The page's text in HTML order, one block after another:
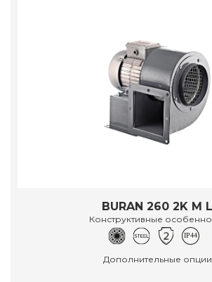
BURAN 260 2K M L
Конструктивные
Дополнительные опции